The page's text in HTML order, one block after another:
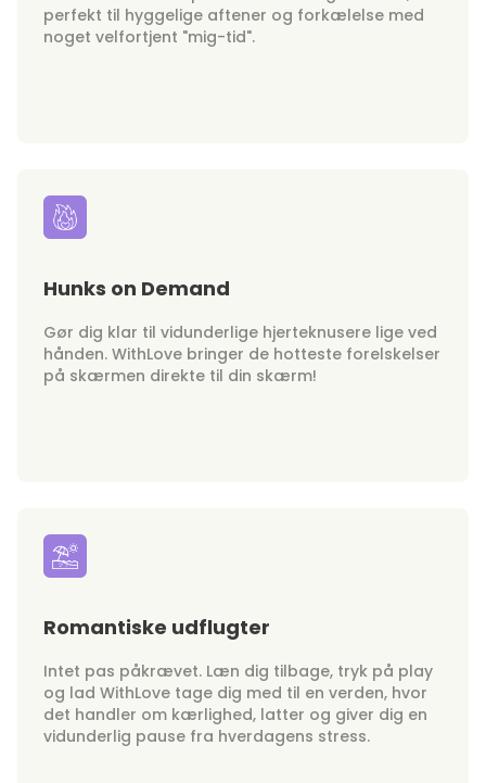
perfekt til hyggelige aftener og forkælelse med
noget velfortjent "mig-tid".
Hunks on Demand
Gør dig klar til vidunderlige hjerteknusere lige ved
hånden. WithLove bringer de hotteste forelskelser
på skærmen direkte til din skærm!
Romantiske udflugter
Intet pas påkrævet. Læn dig tilbage, tryk på play
og lad WithLove tage dig med til en verden, hvor
det handler om kærlighed, latter og giver dig en
vidunderlig pause fra hverdagens stress.